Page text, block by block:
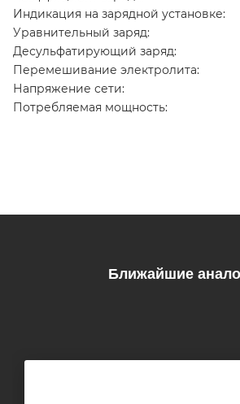
Индикация на зарядной установке:
Уравнительный заряд:
Десульфатирующий заряд:
Перемешивание электролита:
Напряжение сети:
Потребляемая мощность:
Ближайшие